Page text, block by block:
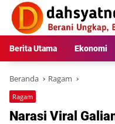
Langsung
konten
Berita Utama Ekonomi
Beranda Ragam
Ragam
Narasi Viral